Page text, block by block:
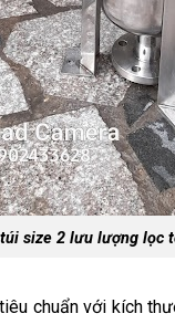
size 2 lưu lượng lọc
chuẩn với kích